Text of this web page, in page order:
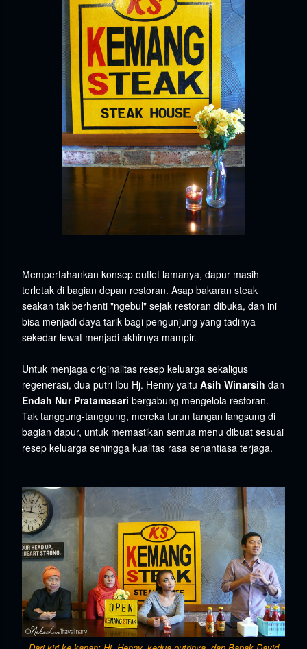
Mempertahankan konsep outlet lamanya, dapur masih
terletak di bagian depan restoran. Asap bakaran steak
seakan tak berhenti "ngebul" sejak restoran dibuka, dan ini
bisa menjadi daya tarik bagi pengunjung yang tadinya
sekedar lewat menjadi akhirnya mampir.
Untuk menjaga originalitas resep keluarga sekaligus
regenerasi, dua putri Ibu Hj. Henny yaitu Asih Winarsih dan
Endah Nur Pratamasari bergabung mengelola restoran.
Tak tanggung-tanggung, mereka turun tangan langsung di
bagian dapur, untuk memastikan semua menu dibuat sesuai
resep keluarga sehingga kualitas rasa senantiasa terjaga.